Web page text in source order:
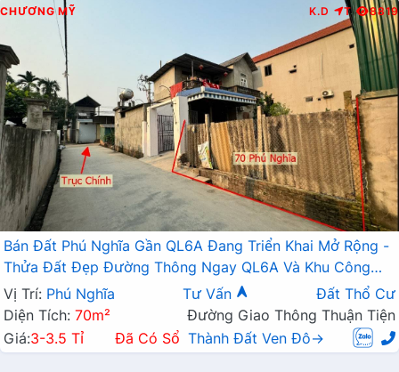
CHƯƠNG MỸ K.D T 8819
Bán Đất Phú Nghĩa Gần QL6A Đang Triển Khai Mở Rộng -
Thửa Đất Đẹp Đường Thông Ngay QL6A Và Khu Công
Nghiệp Phú Nghĩa Mở Rộng
Vị Trí: Phú Nghĩa Tư Vấn
Đất Thổ Cư
Diện Tích: 70m²
Đường Giao Thông Thuận Tiện
Giá:3-3.5 Tỉ Đã Có Sổ Thành Đất Ven Đô→